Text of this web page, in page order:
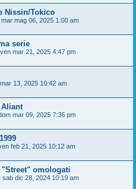
Nissin/Tokico
mar mag 06, 2025 1:00 am
serie
ven mar 21, 2025 4:47 pm
13, 2025 10:42 am
mar 09, 2025 7:36 pm
feb 21, 2025 10:12 am
"Street" omologati
sab dic 28, 2024 10:19 am